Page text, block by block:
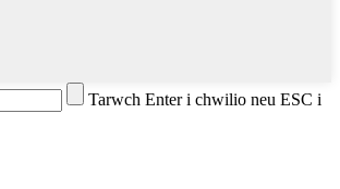
Tarwch Enter i chwilio neu ESC i